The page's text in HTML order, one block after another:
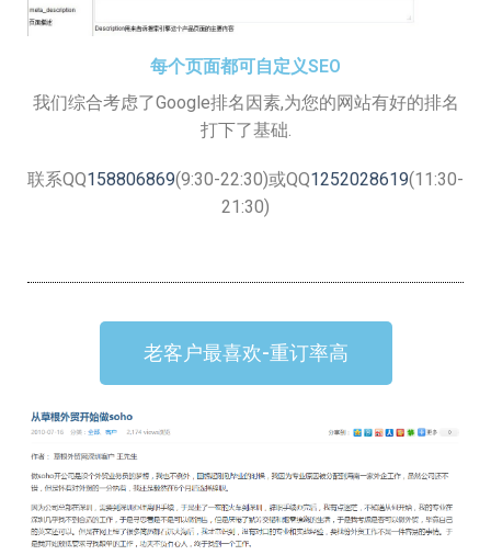
每个页面都可自定义SEO
我们综合考虑了Google排名因素,为您的网站有好的排名
打下了基础.
联系QQ158806869(9:30-22:30)或QQ1252028619(11:30-
21:30)
老客户最喜欢-重订率高